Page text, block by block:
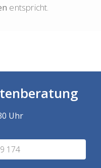
entspricht.
Uhr
174